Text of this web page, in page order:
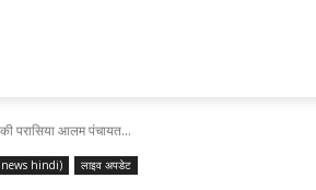
की परासिया आलम पंचायत...
news hindi) लाइव अपडेट